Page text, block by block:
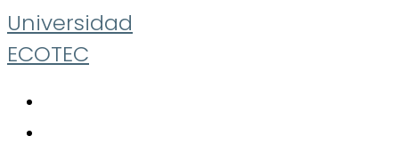
Universidad
ECOTEC